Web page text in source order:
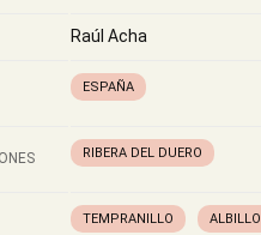
Raúl Acha
ESPAÑA
RIBERA DEL DUERO
TEMPRANILLO ALBILLO